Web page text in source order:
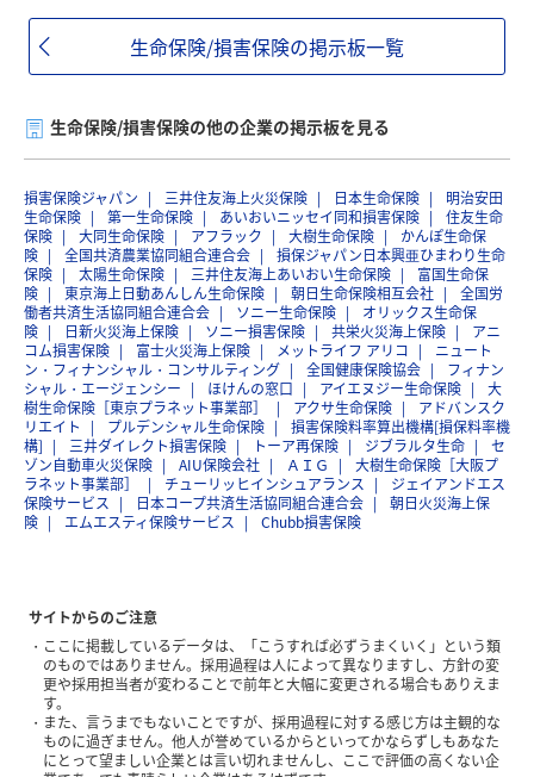
生命保険/損害保険の掲示板一覧
生命保険/損害保険の他の企業の掲示板を見る
損害保険ジャパン 三井住友海上火災保険 日本生命保険
明治安田
生命保険
第一生命保険 あいおいニッセイ同和損害保険
住友生命
保険
大同生命保険 アフラック 大樹生命保険
かんぽ生命保
険
全国共済農業協同組合連合会
損保ジャパン日本興亜ひまわり生命
保険
太陽生命保険 三井住友海上あいおい生命保険
富国生命保
険
東京海上日動あんしん生命保険 朝日生命保険相互会社
全国労
働者共済生活協同組合連合会
ソニー生命保険
オリックス生命保
険
日新火災海上保険 ソニー損害保険 共栄火災海上保険
アニ
コム損害保険
富士火災海上保険 メットライフ アリコ
ニュート
ン・フィナンシャル・コンサルティング
全国健康保険協会
フィナン
シャル・エージェンシー
ほけんの窓口 アイエヌジー生命保険
大
樹生命保険［東京プラネット事業部］
アクサ生命保険
アドバンスク
リエイト
プルデンシャル生命保険
損害保険料率算出機構[損保料率機
構]
三井ダイレクト損害保険 トーア再保険 ジブラルタ生命
セ
ゾン自動車火災保険
AIU保険会社 ＡＩＧ
大樹生命保険［大阪プ
ラネット事業部］
チューリッヒインシュアランス
ジェイアンドエス
保険サービス
日本コープ共済生活協同組合連合会
朝日火災海上保
険
エムエスティ保険サービス Chubb損害保険
サイトからのご注意
ここに掲載しているデータは、「こうすれば必ずうまくいく」という類
のものではありません。採用過程は人によって異なりますし、方針の変
更や採用担当者が変わることで前年と大幅に変更される場合もありえま
す。
また、言うまでもないことですが、採用過程に対する感じ方は主観的な
ものに過ぎません。他人が誉めているからといってかならずしもあなた
にとって望ましい企業とは言い切れませんし、ここで評価の高くない企